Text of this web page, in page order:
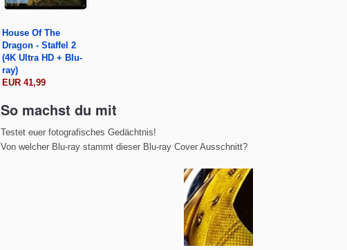
House Of The
Dragon - Staffel 2
(4K Ultra HD + Blu-
ray)
EUR 41,99
So machst du mit
Testet euer fotografisches Gedächtnis!
Von welcher Blu-ray stammt dieser Blu-ray Cover Ausschnitt?